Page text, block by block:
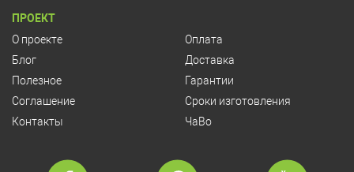
ПРОЕКТ
О проекте
Блог
Полезное
Соглашение
Контакты
Оплата
Доставка
Гарантии
Сроки изготовления
ЧаВо